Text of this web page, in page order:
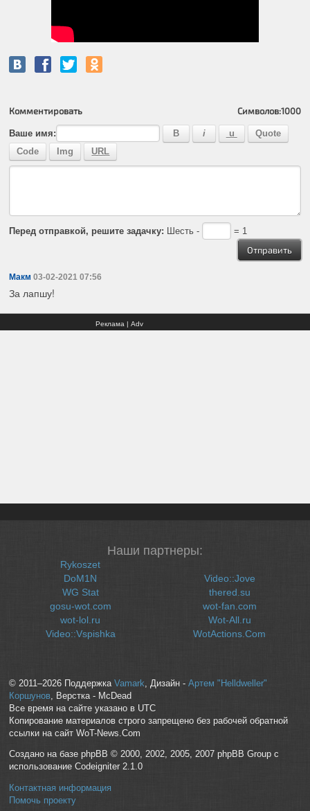
Комментировать Символов:1000
Ваше имя:
Перед отправкой, решите задачку: Шесть - = 1
Макм 03-02-2021 07:56
За лапшу!
Реклама | Adv
Наши партнеры:
Rykoszet
DoM1N
WG Stat
gosu-wot.com
wot-lol.ru
Video::Vspishka
Video::Jove
thered.su
wot-fan.com
Wot-All.ru
WotActions.Com
© 2011–2026 Поддержка Vamark , Дизайн - Артем "Helldweller"
Коршунов, Верстка - McDead
Все время на сайте указано в UTC
Копирование материалов строго запрещено без рабочей обратной
ссылки на сайт WoT-News.Com
Создано на базе phpBB © 2000, 2002, 2005, 2007 phpBB Group с
использование Codeigniter 2.1.0
Контактная информация
Помочь проекту